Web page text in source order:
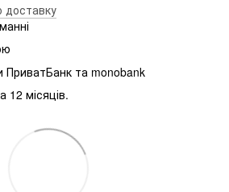
доставку
та monobank
12 місяців.